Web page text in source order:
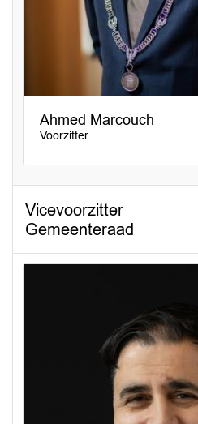
Ahmed Marcouch
Voorzitter
Vicevoorzitter
Gemeenteraad